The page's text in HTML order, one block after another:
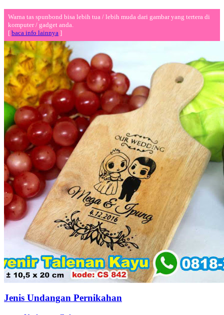
Warna tas spunbond bisa lebih tua / lebih muda dari gambar yang tertera di
komputer / gadget anda.
[ baca info lainnya ]
Jenis Undangan Pernikahan